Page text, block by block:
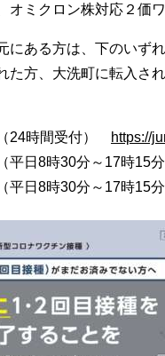
オミクロン株対応２価
にある方は、下のいず
た方、大洗町に転入さ
24時間受付）
https://
平日8時30分～17時
平日8時30分～17時